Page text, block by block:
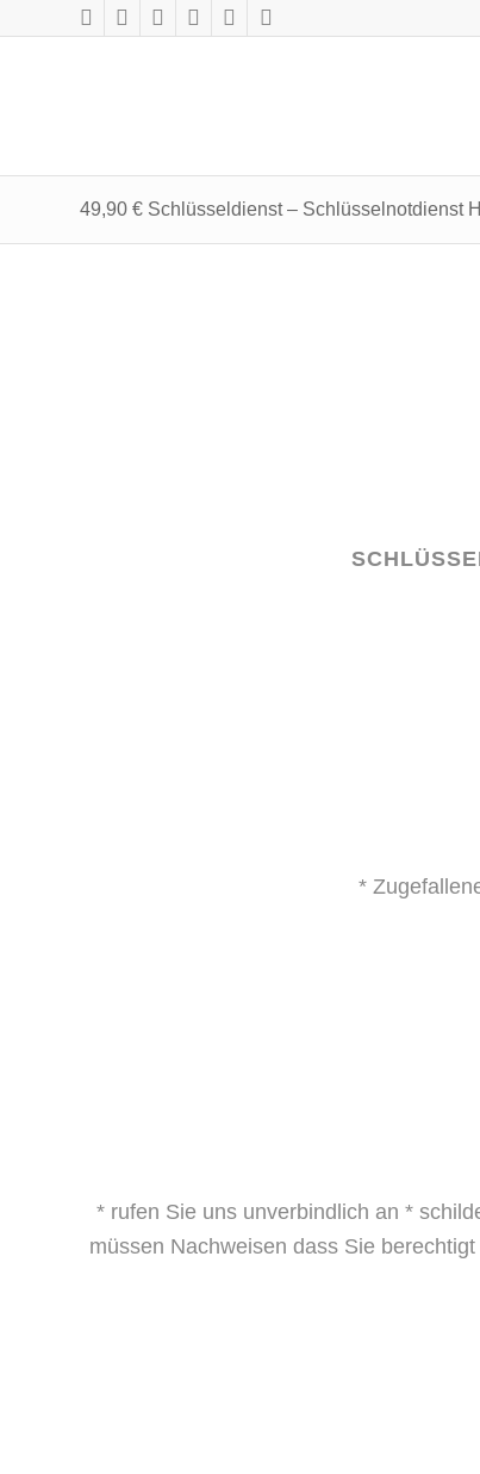
49,90 € Schlüsseldienst – Schlüsselnotdienst
*
* rufen Sie uns unverbindlich an *
müssen Nachweisen dass Sie